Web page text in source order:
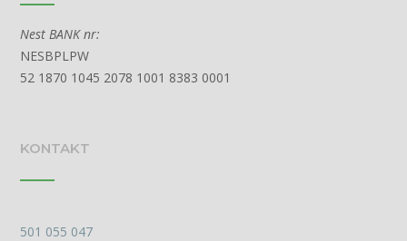
Nest BANK nr:
NESBPLPW
52 1870 1045 2078 1001 8383 0001
KONTAKT
501 055 047